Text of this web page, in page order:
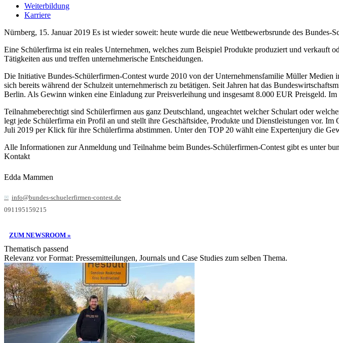
Weiterbildung
Karriere
Nürnberg, 15. Januar 2019 Es ist wieder soweit: heute wurde die neue Wettbewerbsrunde des
Eine Schülerfirma ist ein reales Unternehmen, welches zum Beispiel Produkte produziert und verkauft
Tätigkeiten aus und treffen unternehmerische Entscheidungen.
Die Initiative Bundes-Schülerfirmen-Contest wurde 2010 von der Unternehmensfamilie Müller Medien
sich bereits während der Schulzeit unternehmerisch zu betätigen. Seit Jahren hat das
Berlin. Als Gewinn winken eine Einladung zur Preisverleihung und insgesamt 8.000 EUR Preisgeld.
Teilnahmeberechtigt sind Schülerfirmen aus ganz Deutschland, ungeachtet welcher Schulart oder
legt jede Schülerfirma ein Profil an und stellt ihre Geschäftsidee, Produkte und Dienstleistungen vor.
Juli 2019 per Klick für ihre Schülerfirma abstimmen. Unter den TOP 20 wählt eine Expertenjury die
Alle Informationen zur Anmeldung und Teilnahme beim Bundes-Schülerfirmen-Contest gibt es unter
Kontakt
Edda Mammen
info@bundes-schuelerfirmen-contest.de
091195159215
ZUM NEWSROOM »
Thematisch passend
Relevanz vor Format: Pressemitteilungen, Journals und Case Studies zum selben Thema.